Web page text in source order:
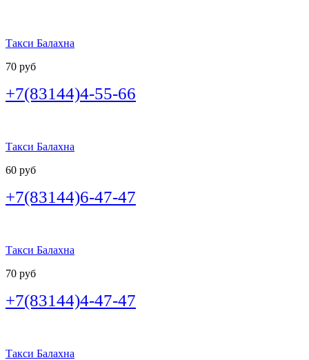
Такси Балахна
70 руб
+7(83144)4-55-66
Такси Балахна
60 руб
+7(83144)6-47-47
Такси Балахна
70 руб
+7(83144)4-47-47
Такси Балахна